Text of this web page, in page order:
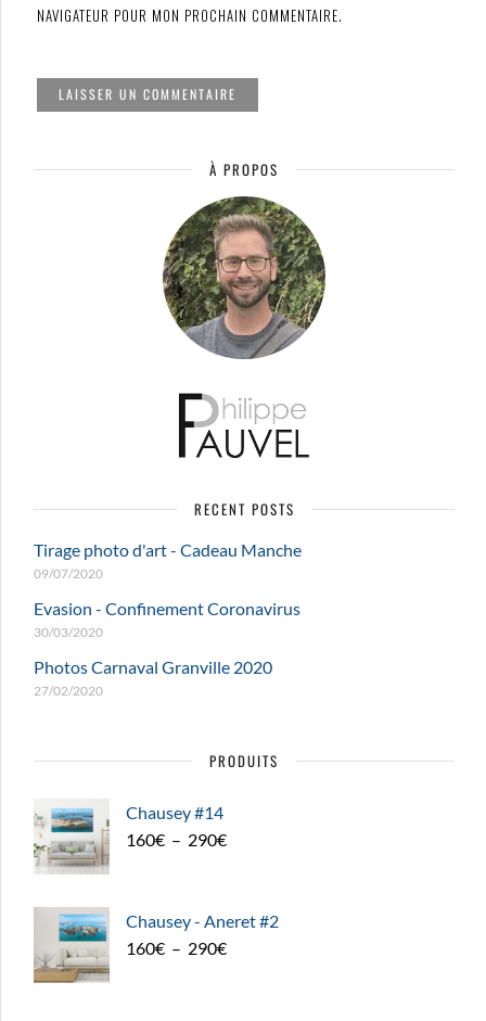
NAVIGATEUR POUR MON PROCHAIN COMMENTAIRE.
À PROPOS
RECENT POSTS
Tirage photo d'art - Cadeau Manche
09/07/2020
Evasion - Confinement Coronavirus
30/03/2020
Photos Carnaval Granville 2020
27/02/2020
PRODUITS
Chausey #14
160€ – 290€Plage
160€
à
Chausey - Aneret #2
160€ – 290€Plage